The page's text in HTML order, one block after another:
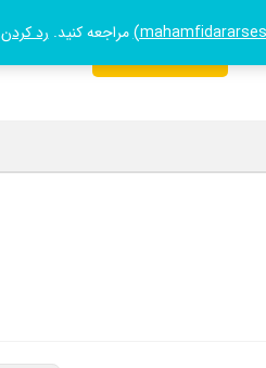
مراجعه کنید.رد کردن